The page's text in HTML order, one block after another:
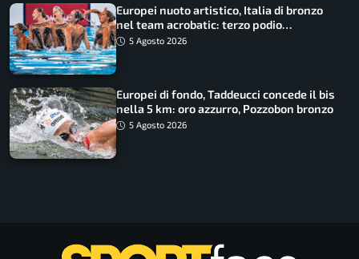
Europei nuoto artistico, Italia di bronzo
nel team acrobatic: terzo podio
consecutivo
5 Agosto 2026
Europei di fondo, Taddeucci concede il bis
nella 5 km: oro azzurro, Pozzobon bronzo
5 Agosto 2026